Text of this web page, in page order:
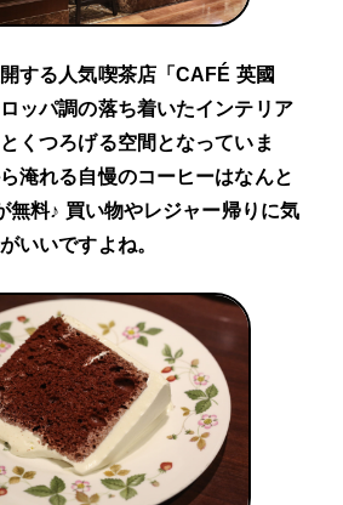
する人気喫茶店「CAFÉ 英國
ッパ調の落ち着いたインテリア
くつろげる空間となっていま
淹れる自慢のコーヒーはなんと
無料♪ 買い物やレジャー帰りに気
いいですよね。